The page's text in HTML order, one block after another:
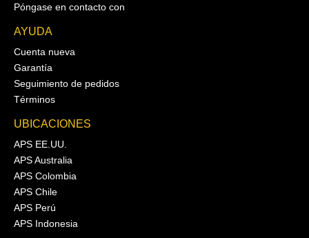
Póngase en contacto con
AYUDA
Cuenta nueva
Garantía
Seguimiento de pedidos
Términos
UBICACIONES
APS EE.UU.
APS Australia
APS Colombia
APS Chile
APS Perú
APS Indonesia